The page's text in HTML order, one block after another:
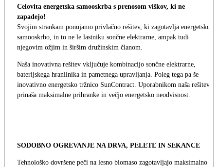
Celovita energetska samooskrba s prenosom viškov, ki ne
zapadejo!
Svojim strankam ponujamo privlačno rešitev, ki zagotavlja energetsko
samooskrbo, in to ne le lastniku sončne elektrarne, ampak tudi
njegovim ožjim in širšim družinskim članom.
Naša inovativna rešitev vključuje kombinacijo sončne elektrarne,
baterijskega hranilnika in pametnega upravljanja. Poleg tega pa še
inovativno energetsko tržnico SunContract. Uporabnikom naša rešitev
prinaša maksimalne prihranke in večjo energetsko neodvisnost.
SODOBNO OGREVANJE NA DRVA, PELETE IN SEKANCE
Tehnološko dovršene peči na lesno biomaso zagotavljajo maksimalno